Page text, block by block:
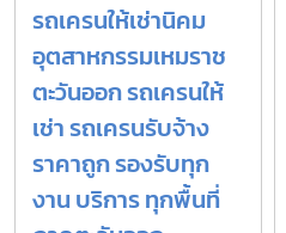
รถเครนให้เช่านิคม
อุตสาหกรรมเหมราช
ตะวันออก รถเครนให้
เช่า รถเครนรับจ้าง
ราคาถูก รองรับทุก
งาน บริการ ทุกพื้นที่